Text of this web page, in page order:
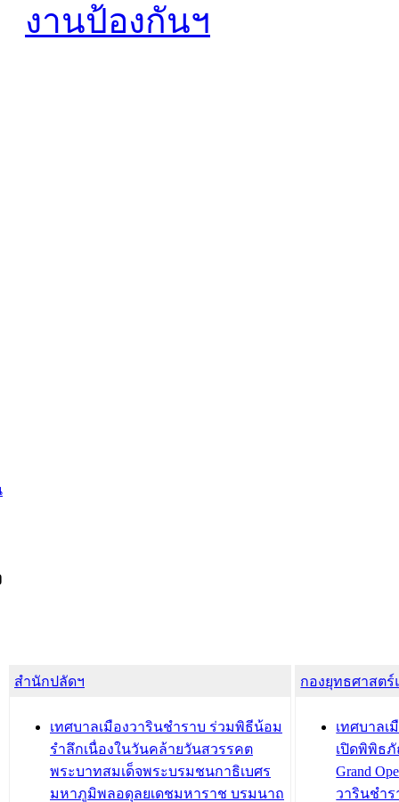
งานป้องกันฯ
สำนักปลัดฯ
เทศบาลเมืองวารินชำราบ ร่วมพิธีน้อม
รำลึกเนื่องในวันคล้ายวันสวรรคต
พระบาทสมเด็จพระบรมชนกาธิเบศร
มหาภูมิพลอดุลยเดชมหาราช บรมนาถ
กองยุทธศาสต
เทศบาลเ
เปิดพิพิธภั
Grand
วารินชำร